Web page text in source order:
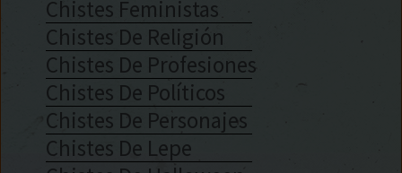
Chistes Feministas
Chistes De Religión
Chistes De Profesiones
Chistes De Políticos
Chistes De Personajes
Chistes De Lepe